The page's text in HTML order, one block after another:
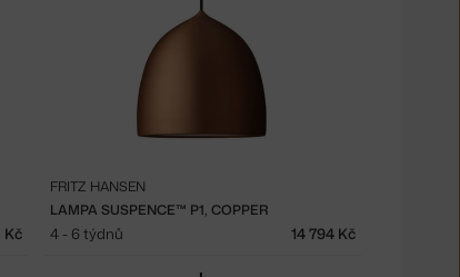
Kč
LAMPA SUSPENCE™ P1, COPPER
FRITZ HANSEN
4 - 6 týdnů 14 794 Kč